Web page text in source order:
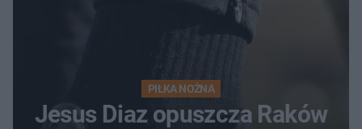
PIŁKA NOŻNA
Jesus Diaz opuszcza Raków